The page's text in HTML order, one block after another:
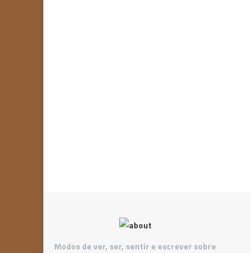
Modos de ver, ser, sentir e escrever sobre